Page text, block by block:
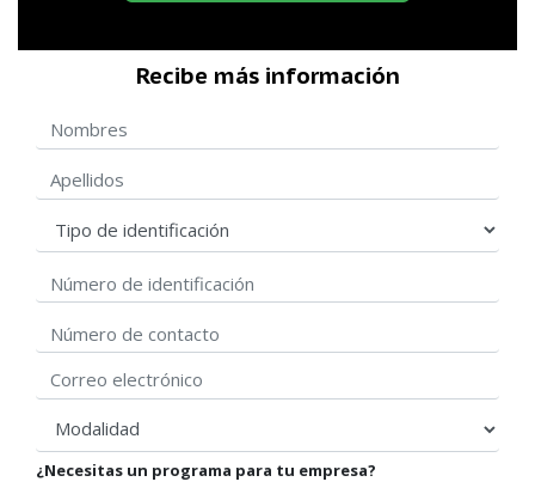
Recibe más información
Nombres
Apellidos
Tipo de identificación
Número de identificación
Correo electrónico
modalidad
¿Necesitas un programa para tu empresa?